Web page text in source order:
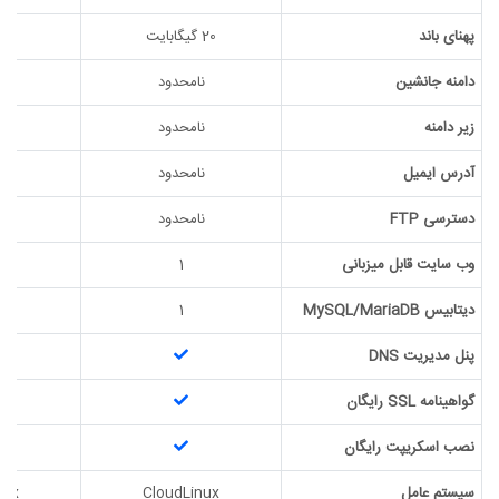
پهنای باند
20 گیگابایت
دامنه جانشین
نامحدود
زیر دامنه
نامحدود
آدرس ایمیل
نامحدود
دسترسی FTP
نامحدود
وب سایت قابل میزبانی
1
دیتابیس MySQL/MariaDB
1
پنل مدیریت DNS
گواهینامه SSL رایگان
نصب اسکریپت رایگان
سیستم عامل
CloudLinux